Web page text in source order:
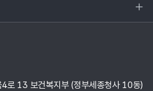
로 13 보건복지부 (정부세종청사 10동)